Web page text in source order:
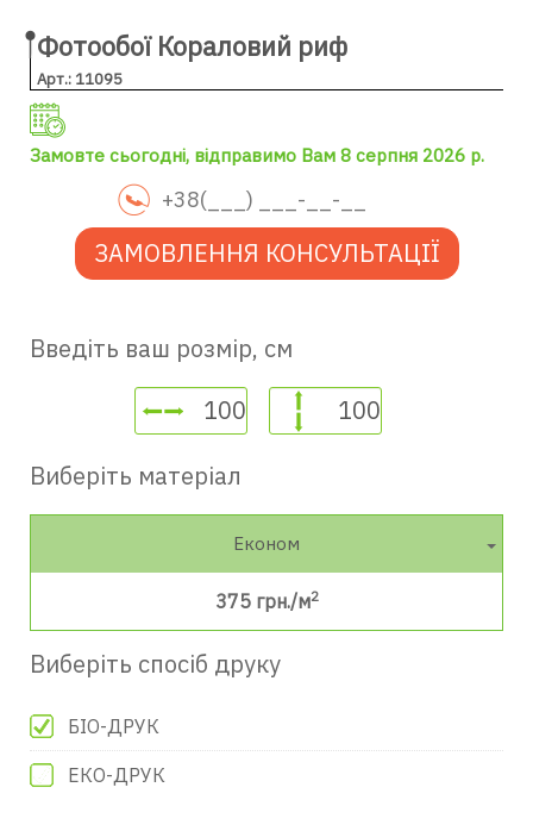
Фотообої Кораловий риф
Арт.: 11095
Замовте сьогодні, відправимо Вам 8 серпня 2026 р.
ЗАМОВЛЕННЯ КОНСУЛЬТАЦІЇ
Введіть ваш розмір, см
Виберіть матеріал
Економ
375 грн./м2
Виберіть спосіб друку
БІО-ДРУК
ЕКО-ДРУК